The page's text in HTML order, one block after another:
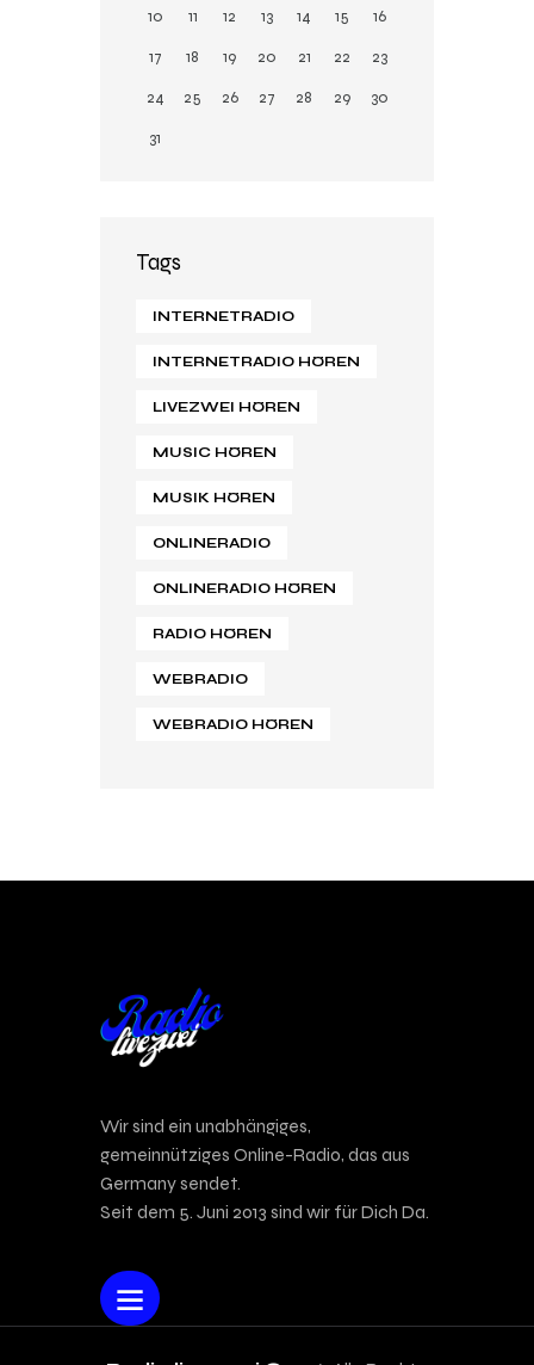
10
11 12 13 14 15
16
17
18 19 20 21 22
23
24
25 26 27 28 29
30
31
Tags
INTERNETRADIO
INTERNETRADIO HÖREN
LIVEZWEI HÖREN
MUSIC HÖREN
MUSIK HÖREN
ONLINERADIO
ONLINERADIO HÖREN
RADIO HÖREN
WEBRADIO
WEBRADIO HÖREN
Wir sind ein unabhängiges,
gemeinnütziges Online-Radio, das aus
Germany sendet.
Seit dem 5. Juni 2013 sind wir für Dich Da.